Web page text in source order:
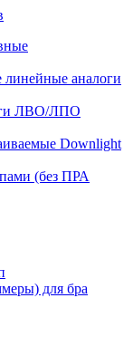
аналоги
ЛВО/ЛПО
Downlight
(без ПРА
для бра